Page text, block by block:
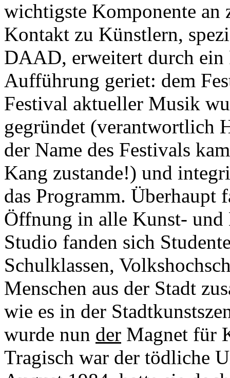
wichtigste Komponente an
Kontakt zu Künstlern,
DAAD, erweitert durch
Aufführung geriet: dem
Festival aktueller Musik
gegründet (verantwortlich
der Name des Festivals
Kang zustande!) und
das Programm. Überhaupt
Öffnung in alle Kunst-
Studio fanden sich
Schulklassen,
Menschen aus der Stadt
wie es in der
wurde nun der Magnet für
Tragisch war der tödliche